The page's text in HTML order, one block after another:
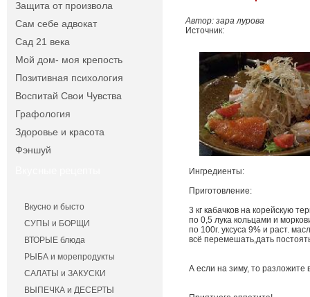
Защита от произвола
Сам себе адвокат
Сад 21 века
Мой дом- моя крепость
Позитивная психология
Воспитай Свои Чувства
Графология
Здоровье и красота
Фэншуй
Вкусно и бысто
СУПЫ и БОРЩИ
ВТОРЫЕ блюда
РЫБА и морепродукты
САЛАТЫ и ЗАКУСКИ
ВЫПЕЧКА и ДЕСЕРТЫ
Автор: зара лурова
Источник:
Ингредиенты:
Приготовление:
3 кг кабачков на корейскую
по 0,5 лука кольцами и
по 100г. уксуса 9% и раст.
всё перемешать,дать
А если на зиму, то разложите